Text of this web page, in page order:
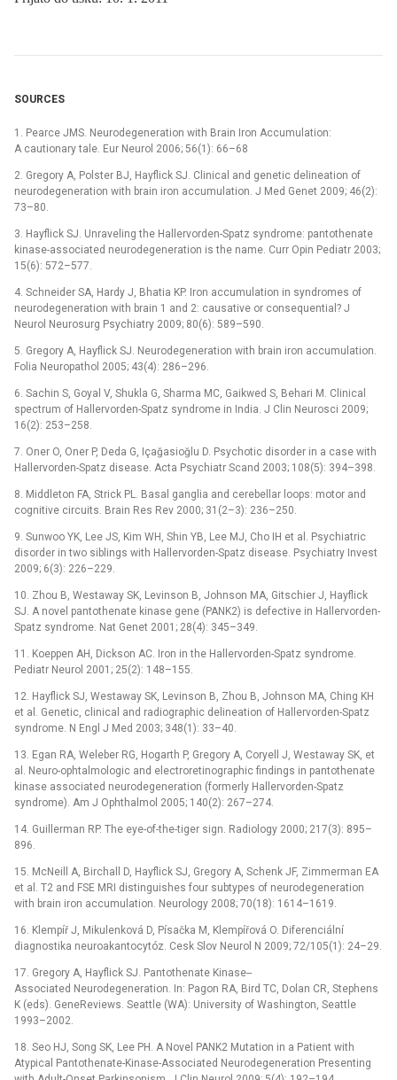
SOURCES
1. Pearce JMS. Neurodegeneration with Brain Iron Accumulation:
A cautionary tale. Eur Neurol 2006; 56(1): 66–68
2. Gregory A, Polster BJ, Hayflick SJ. Clinical and genetic delineation of
neurodegeneration with brain iron accumulation. J Med Genet 2009; 46(2):
73–80.
3. Hayflick SJ. Unraveling the Hallervorden-Spatz syndrome: pantothenate
kinase-associated neurodegeneration is the name. Curr Opin Pediatr 2003;
15(6): 572–577.
4. Schneider SA, Hardy J, Bhatia KP. Iron accumulation in syndromes of
neurodegeneration with brain 1 and 2: causative or consequential? J
Neurol Neurosurg Psychiatry 2009; 80(6): 589–590.
5. Gregory A, Hayflick SJ. Neurodegeneration with brain iron accumulation.
Folia Neuropathol 2005; 43(4): 286–296.
6. Sachin S, Goyal V, Shukla G, Sharma MC, Gaikwed S, Behari M. Clinical
spectrum of Hallervorden-Spatz syndrome in India. J Clin Neurosci 2009;
16(2): 253–258.
7. Oner O, Oner P, Deda G, Içağasioğlu D. Psychotic disorder in a case with
Hallervorden-Spatz disease. Acta Psychiatr Scand 2003; 108(5): 394–398.
8. Middleton FA, Strick PL. Basal ganglia and cerebellar loops: motor and
cognitive circuits. Brain Res Rev 2000; 31(2–3): 236–250.
9. Sunwoo YK, Lee JS, Kim WH, Shin YB, Lee MJ, ­Cho IH et al. Psychiatric
disorder in two siblings with Hallervorden-Spatz disease. Psychiatry Invest
2009; 6(3): 226–229.
10. Zhou B, Westaway SK, Levinson B, Johnson MA, Gitschier J, Hayflick
SJ. A novel pantothenate kinase gene (PANK2) is defective in Hallervorden-
Spatz syndrome. Nat Genet 2001; 28(4): 345–349.
11. Koeppen AH, Dickson AC. Iron in the Hallervorden-Spatz syndrome.
Pediatr Neurol 2001; 25(2): 148–155.
12. Hayflick SJ, Westaway SK, Levinson B, Zhou B, Johnson MA, Ching KH
et al. Genetic, clinical and radiographic delineation of Hallervorden-Spatz
syndrome. N Engl J Med 2003; 348(1): 33–40.
13. Egan RA, Weleber RG, Hogarth P, Gregory A, Coryell J, Westaway SK, et
al. Neuro-ophtalmologic and electroretinographic findings in pantothenate
kinase associated neurodegeneration (formerly Hallervorden-Spatz
syndrome). Am J Ophthalmol 2005; 140(2): 267–274.
14. Guillerman RP. The eye-of-the-tiger sign. Radiology 2000; 217(3): 895–
896.
15. McNeill A, Birchall D, Hayflick SJ, Gregory A, Schenk JF, Zimmerman EA
et al. T2 and FSE MRI distinguishes four subtypes of neurodegeneration
with brain iron accumulation. Neurology 2008; 70(18): 1614–1619.
16. Klempíř J, Mikulenková D, Písačka M, Klempířová O. Diferenciální
diagnostika neuroakantocytóz. Cesk Slov Neurol N 2009; 72/105(1): 24–29.
17. Gregory A, Hayflick SJ. Pantothenate Kinase-­
Associated Neurodegeneration. In: Pagon RA, Bird TC, Dolan CR, Stephens
K (eds). GeneReviews. Seattle (WA): University of Washington, Seattle
1993–2002.
18. Seo HJ, Song SK, Lee PH. A Novel PANK2 Mutation in a Patient with
Atypical Pantothenate-Kinase-Associated Neurodegeneration Presenting